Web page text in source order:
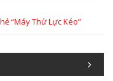
“máy Thử Lực Kéo”